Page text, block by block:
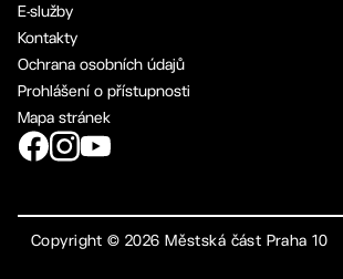
E-služby
Kontakty
Ochrana osobních údajů
Prohlášení o přístupnosti
Mapa stránek
Copyright ©2026 Městská část Praha 10